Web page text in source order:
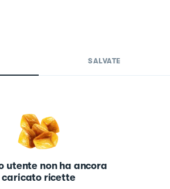
SALVATE
utente non ha ancora
caricato ricette